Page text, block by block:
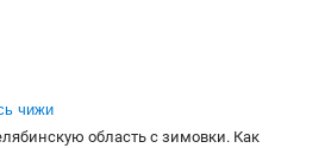
чижи
область с зимовки. Как